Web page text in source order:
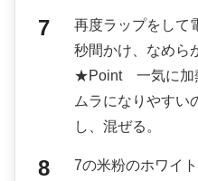
再度ラップをして
秒間かけ、なめら
★Point 一気に加
ムラになりやすい
し、混ぜる。
7の米粉のホワイ